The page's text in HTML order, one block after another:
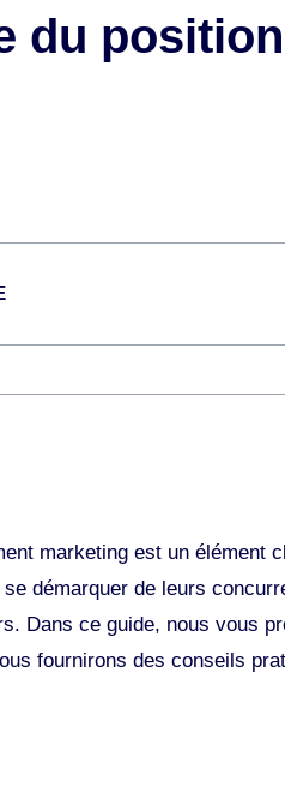
du
marketing est un élément
démarquer de leurs
Dans ce guide, nous vous
fournirons des conseils